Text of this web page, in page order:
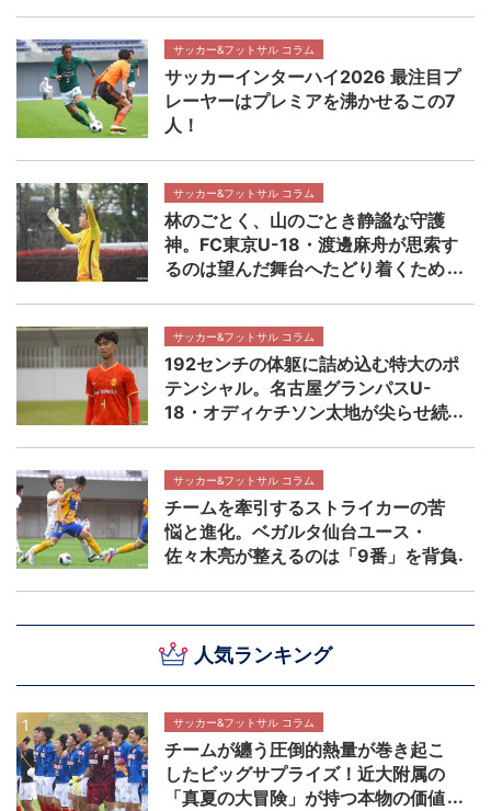
人気ランキング
サッカー&フットサル コラム
チームが纏う圧倒的熱量が巻き起こ
したビッグサプライズ！近大附属の
「真夏の大冒険」が持つ本物の価値
サッカー&フットサル コラム
サッカーインターハイ2026 最注目プ
レーヤーはプレミアを沸かせるこの7
人！
サッカー&フットサル コラム
林のごとく、山のごとき静謐な守護
神。FC東京U-18・渡邊麻舟が思索す
るのは望んだ舞台へたどり着くため
サッカー&フットサル コラム
192センチの体躯に詰め込む特大のポ
テンシャル。名古屋グランパスU-
18・オディケチソン太地が尖らせ続
サッカー&フットサル コラム
チームを牽引するストライカーの苦
悩と進化。ベガルタ仙台ユース・
佐々木亮が整えるのは「9番」を背負